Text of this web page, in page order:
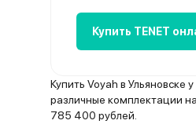
Купить TENET
Купить Voyah в
различные комплектации
785 400 рублей.